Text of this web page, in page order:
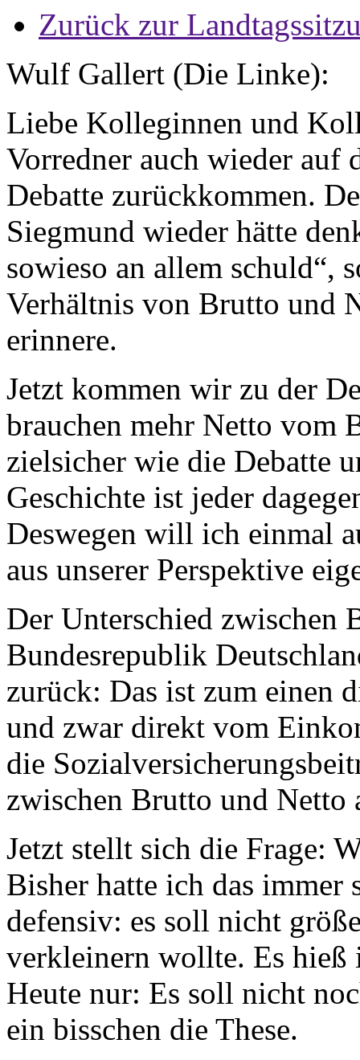
Zurück zur
Wulf Gallert (Die Linke):
Liebe Kolleginnen und
Vorredner auch wieder auf
Debatte zurückkommen.
Siegmund wieder hätte
sowieso an allem schuld“,
Verhältnis von Brutto und
erinnere.
Jetzt kommen wir zu der
brauchen mehr Netto vom
zielsicher wie die Debatte
Geschichte ist jeder
Deswegen will ich einmal
aus unserer Perspektive
Der Unterschied zwischen
Bundesrepublik
zurück: Das ist zum einen
und zwar direkt vom
die
zwischen Brutto und Netto
Jetzt stellt sich die Frage:
Bisher hatte ich das immer
defensiv: es soll nicht
verkleinern wollte. Es
Heute nur: Es soll nicht
ein bisschen die These.